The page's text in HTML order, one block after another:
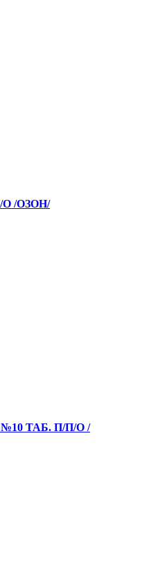
/ОЗОН/
ТАБ. П/П/О /